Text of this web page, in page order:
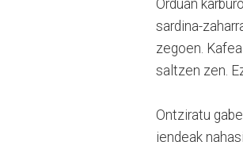
Orduan
sardina-
zegoen.
saltzen zen.
Ontziratu
jendeak